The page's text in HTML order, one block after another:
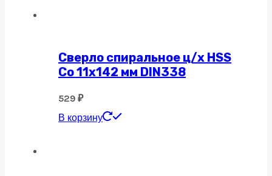
Сверло спиральное ц/х HSS
Co 11х142 мм DIN338
529 ₽
В корзину